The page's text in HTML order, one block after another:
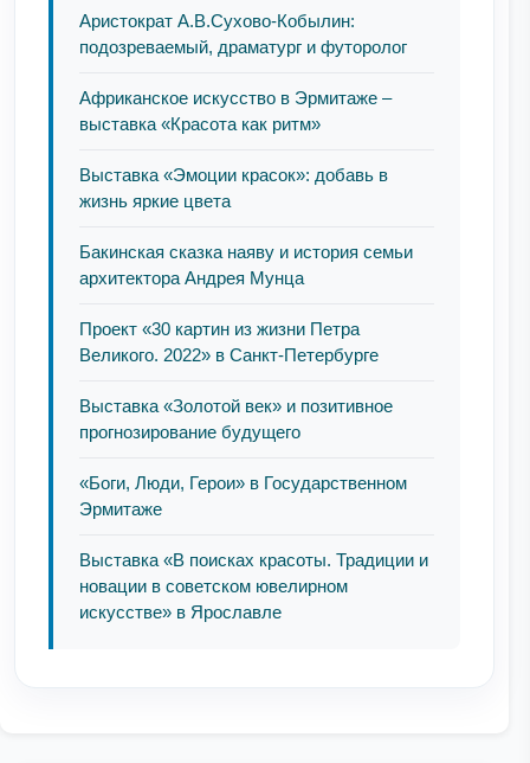
Аристократ А.В.Сухово-Кобылин:
подозреваемый, драматург и футоролог
Африканское искусство в Эрмитаже –
выставка «Красота как ритм»
Выставка «Эмоции красок»: добавь в
жизнь яркие цвета
Бакинская сказка наяву и история семьи
архитектора Андрея Мунца
Проект «30 картин из жизни Петра
Великого. 2022» в Санкт-Петербурге
Выставка «Золотой век» и позитивное
прогнозирование будущего
«Боги, Люди, Герои» в Государственном
Эрмитаже
Выставка «В поисках красоты. Традиции и
новации в советском ювелирном
искусстве» в Ярославле